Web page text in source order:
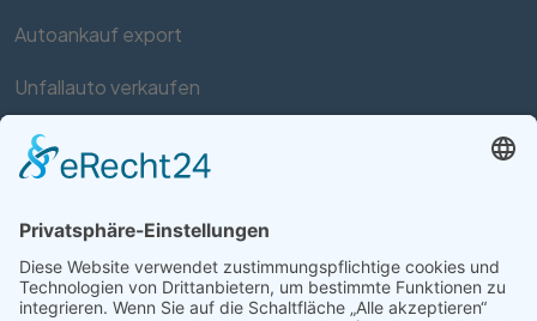
Autoankauf export
Unfallauto verkaufen
Auto mit Motorschaden verkaufen
Support